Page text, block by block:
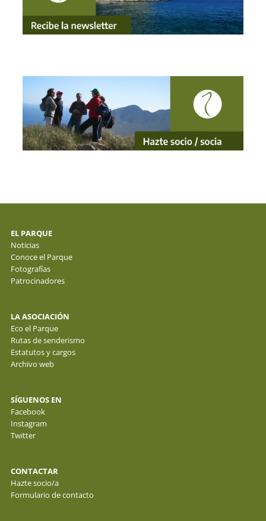
EL PARQUE
Noticias
Conoce el Parque
Fotografías
Patrocinadores
LA ASOCIACIÓN
Eco el Parque
Rutas de senderismo
Estatutos y cargos
Archivo web
SÍGUENOS EN
Facebook
Instagram
Twitter
CONTACTAR
Hazte socio/a
Formulario de contacto